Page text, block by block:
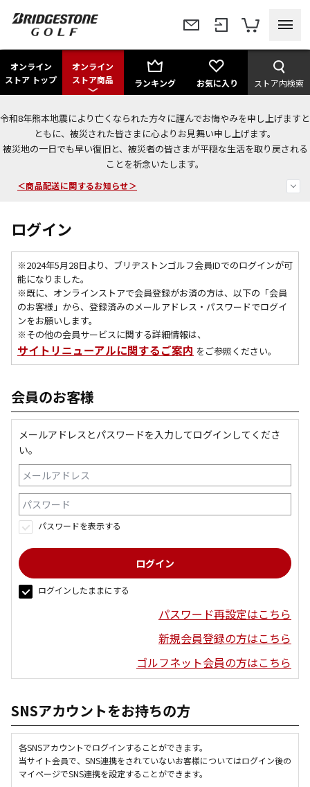
オンライン
ストア トップ
オンライン
ストア商品
ランキング お気に入り ストア内検索
令和8年熊本地震により亡くなられた方々に謹んでお悔やみを申し上げますと
ともに、被災された皆さまに心よりお見舞い申し上げます。
被災地の一日でも早い復旧と、被災者の皆さまが平穏な生活を取り戻される
ことを祈念いたします。
今なら新規会員登録で1,000円OFFクーポンプレゼント！
＜商品配送に関するお知らせ＞
ログイン
※2024年5月28日より、ブリヂストンゴルフ会員IDでのログインが可
能になりました。
※既に、 オンラインストアで会員登録がお済の方は、以下の「会員
のお客様」から、登録済みのメールアドレス・パスワードでログイ
ンをお願いします。
※その他の会員サービスに関する詳細情報は、
サイトリニューアルに関するご案内 をご参照ください。
会員のお客様
メールアドレスとパスワードを入力してログインしてくださ
い。
パスワードを表示する
ログインしたままにする
パスワード再設定はこちら
新規会員登録の方はこちら
ゴルフネット会員の方はこちら
SNSアカウントをお持ちの方
各SNSアカウントでログインすることができます。
当サイト会員で、SNS連携をされていないお客様についてはログイン後の
マイページでSNS連携を設定することができます。